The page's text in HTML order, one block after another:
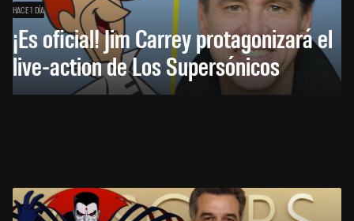
HACE 1 DÍA
¡Es oficial! Jim Carrey protagonizará el
live-action de Los Supersónicos